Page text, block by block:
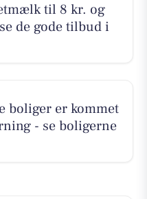
til 8 kr. og
de gode tilbud i
boliger er kommet
- se boligerne